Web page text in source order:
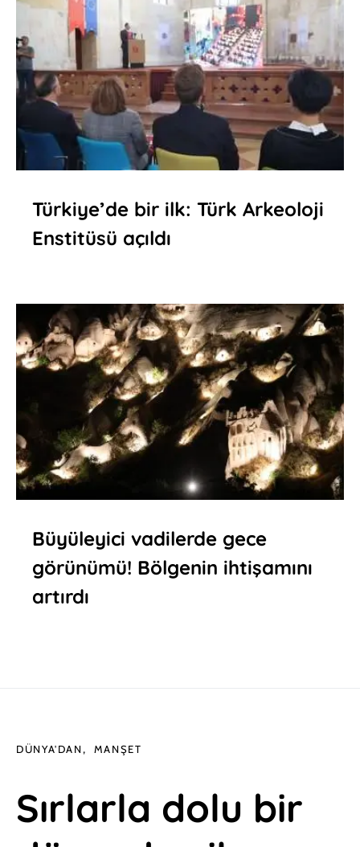
Türkiye’de bir ilk: Türk Arkeoloji
Enstitüsü açıldı
Büyüleyici vadilerde gece
görünümü! Bölgenin ihtişamını
artırdı
DÜNYA'DAN MANŞET
Sırlarla dolu bir